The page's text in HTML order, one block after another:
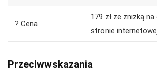
? Cena
179 zł ze zniżką
stronie
Przeciwwskazania